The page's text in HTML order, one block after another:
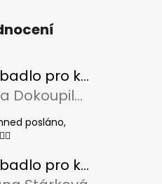
Škrabadlo pro kočky BASIC Colour
produktu je 5 z 5 hvězdiček.
Eva Dokoupilová
posláno,
Škrabadlo pro kočky CHEESE ELIPSE colour